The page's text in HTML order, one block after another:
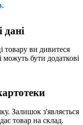
.
дані
товару ви дивитеся
можуть бути додаткові
Залишок з'являється
товар на склад.